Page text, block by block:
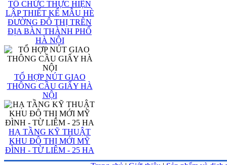
TỔ CHỨC THỰC HIỆN
LẬP THIẾT KẾ MẪU HÈ
ĐƯỜNG ĐÔ THỊ TRÊN
ĐỊA BÀN THÀNH PHỐ
HÀ NỘI
TỔ HỢP NÚT GIAO
THÔNG CẦU GIẤY HÀ
NỘI
HẠ TẦNG KỸ THUẬT
KHU ĐÔ THỊ MỚI MỸ
ĐÌNH - TỪ LIÊM - 25 HA